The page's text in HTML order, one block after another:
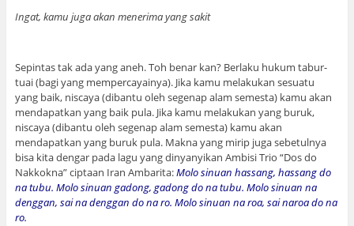
Ingat, kamu juga akan menerima yang sakit
Sepintas tak ada yang aneh. Toh benar kan? Berlaku hukum tabur-
tuai (bagi yang mempercayainya). Jika kamu melakukan sesuatu
yang baik, niscaya (dibantu oleh segenap alam semesta) kamu akan
mendapatkan yang baik pula. Jika kamu melakukan yang buruk,
niscaya (dibantu oleh segenap alam semesta) kamu akan
mendapatkan yang buruk pula. Makna yang mirip juga sebetulnya
bisa kita dengar pada lagu yang dinyanyikan Ambisi Trio “Dos do
Nakkokna” ciptaan Iran Ambarita:Molo sinuan hassang, hassang do
na tubu. Molo sinuan gadong, gadong do na tubu. Molo sinuan na
denggan, sai na denggan do na ro. Molo sinuan na roa, sai naroa do na
ro.